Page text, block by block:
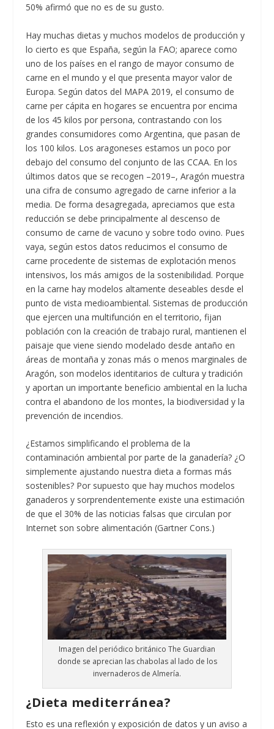
50% afirmó que no es de su gusto.
Hay muchas dietas y muchos modelos de producción y
lo cierto es que España, según la FAO; aparece como
uno de los países en el rango de mayor consumo de
carne en el mundo y el que presenta mayor valor de
Europa. Según datos del MAPA 2019, el consumo de
carne per cápita en hogares se encuentra por encima
de los 45 kilos por persona, contrastando con los
grandes consumidores como Argentina, que pasan de
los 100 kilos. Los aragoneses estamos un poco por
debajo del consumo del conjunto de las CCAA. En los
últimos datos que se recogen –2019–, Aragón muestra
una cifra de consumo agregado de carne inferior a la
media. De forma desagregada, apreciamos que esta
reducción se debe principalmente al descenso de
consumo de carne de vacuno y sobre todo ovino. Pues
vaya, según estos datos reducimos el consumo de
carne procedente de sistemas de explotación menos
intensivos, los más amigos de la sostenibilidad. Porque
en la carne hay modelos altamente deseables desde el
punto de vista medioambiental. Sistemas de producción
que ejercen una multifunción en el territorio, fijan
población con la creación de trabajo rural, mantienen el
paisaje que viene siendo modelado desde antaño en
áreas de montaña y zonas más o menos marginales de
Aragón, son modelos identitarios de cultura y tradición
y aportan un importante beneficio ambiental en la lucha
contra el abandono de los montes, la biodiversidad y la
prevención de incendios.
¿Estamos simplificando el problema de la
contaminación ambiental por parte de la ganadería? ¿O
simplemente ajustando nuestra dieta a formas más
sostenibles? Por supuesto que hay muchos modelos
ganaderos y sorprendentemente existe una estimación
de que el 30% de las noticias falsas que circulan por
Internet son sobre alimentación (Gartner Cons.)
Imagen del periódico británico The Guardian
donde se aprecian las chabolas al lado de los
invernaderos de Almería.
¿Dieta mediterránea?
Esto es una reflexión y exposición de datos y un aviso a